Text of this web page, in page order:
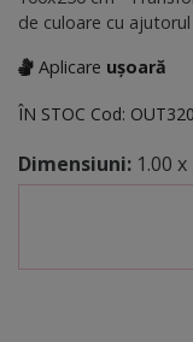
de culoare cu ajutorul
Aplicare ușoară
ÎN STOC Cod:
Dimensiuni: 1.00